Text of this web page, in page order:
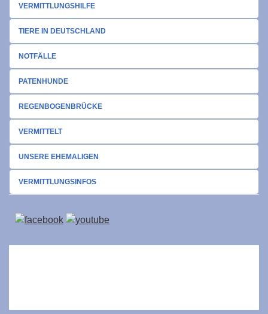
VERMITTLUNGSHILFE
TIERE IN DEUTSCHLAND
NOTFÄLLE
PATENHUNDE
REGENBOGENBRÜCKE
VERMITTELT
UNSERE EHEMALIGEN
VERMITTLUNGSINFOS